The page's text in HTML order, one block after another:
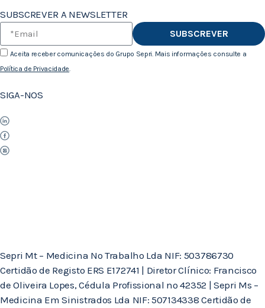
SUBSCREVER A NEWSLETTER
Aceita receber comunicações do Grupo Sepri. Mais informações consulte a
Política de Privacidade
SUBSCREVER
SIGA-NOS
Sepri Mt – Medicina No Trabalho Lda NIF: 503786730
Certidão de Registo ERS E172741 | Diretor Clínico: Francisco
de Oliveira Lopes, Cédula Profissional nº 42352 | Sepri Ms –
Medicina Em Sinistrados Lda NIF: 507134338 Certidão de